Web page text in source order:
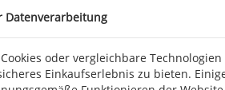
im eigentlichen Sinne, sondern
Datenverarbeitung
oder vergleichbare
Einkaufserlebnis zu bieten.